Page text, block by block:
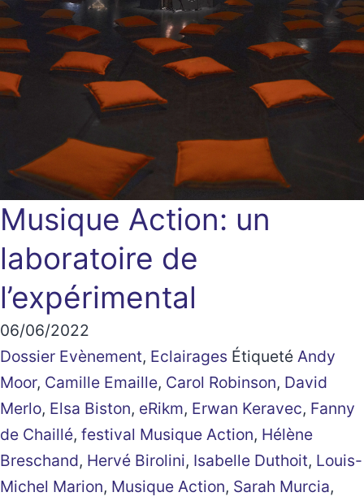
Musique Action: un
laboratoire de
l’expérimental
06/06/2022
Dossier Evènement, Eclairages Étiqueté Andy
Moor, Camille Emaille, Carol Robinson, David
Merlo, Elsa Biston, eRikm, Erwan Keravec, Fanny
de Chaillé, festival Musique Action, Hélène
Breschand, Hervé Birolini, Isabelle Duthoit, Louis-
Michel Marion, Musique Action, Sarah Murcia,